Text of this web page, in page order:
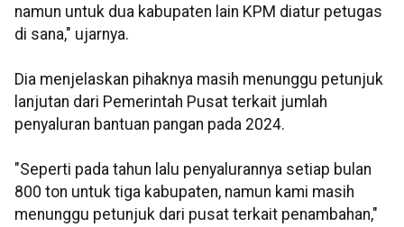
namun untuk dua kabupaten lain KPM diatur petugas
di sana," ujarnya.
Dia menjelaskan pihaknya masih menunggu petunjuk
lanjutan dari Pemerintah Pusat terkait jumlah
penyaluran bantuan pangan pada 2024.
"Seperti pada tahun lalu penyalurannya setiap bulan
800 ton untuk tiga kabupaten, namun kami masih
menunggu petunjuk dari pusat terkait penambahan,"